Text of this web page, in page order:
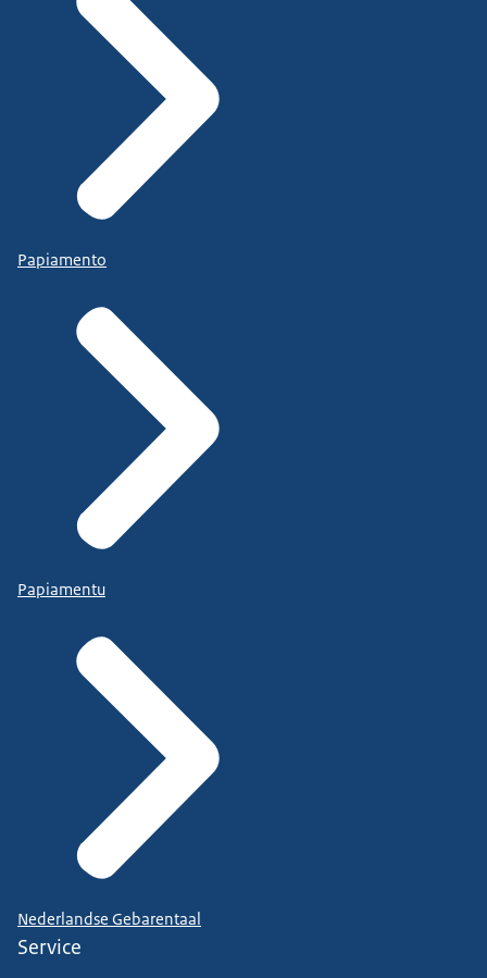
Papiamento
Papiamentu
Nederlandse Gebarentaal
Service